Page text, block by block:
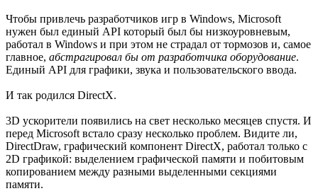
Чтобы привлечь разработчиков игр в Windows, Microsoft
нужен был единый API который был бы низкоуровневым,
работал в Windows и при этом не страдал от тормозов и, самое
главное, абстрагировал бы от разработчика оборудование.
Единый API для графики, звука и пользовательского ввода.
И так родился DirectX.
3D ускорители появились на свет несколько месяцев спустя. И
перед Microsoft встало сразу несколько проблем. Видите ли,
DirectDraw, графический компонент DirectX, работал только с
2D графикой: выделением графической памяти и побитовым
копированием между разными выделенными секциями
памяти.